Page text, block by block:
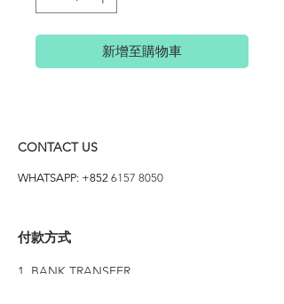
新增至購物車
CONTACT US
WHATSAPP: +852 6157 8050
付款方式
1. BANK TRANSFER